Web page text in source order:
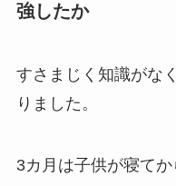
強したか
すさまじく知識がな
りました。
3カ月は子供が寝て